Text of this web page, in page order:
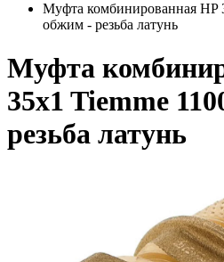
Муфта комбинированная HP
обжим - резьба латунь
Муфта
35x1 Tiemme
резьба латунь